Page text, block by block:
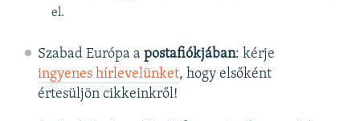
el.
Szabad Európa a postafiókjában: kérje
ingyenes hírlevelünket, hogy elsőként
értesüljön cikkeinkről!